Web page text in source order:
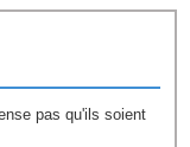
pas qu'ils soient